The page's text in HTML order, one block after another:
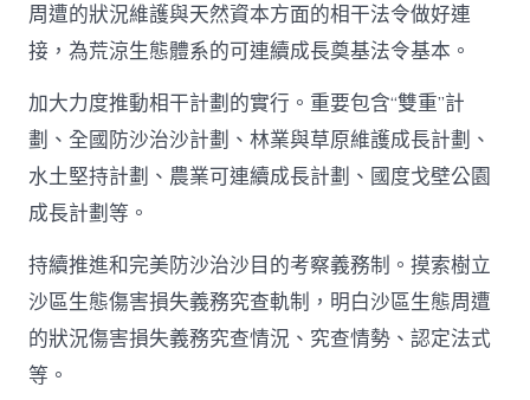
周遭的狀況維護與天然資本方面的相干法令做好連
接，為荒涼生態體系的可連續成長奠基法令基本。
加大力度推動相干計劃的實行。重要包含“雙重”計
劃、全國防沙治沙計劃、林業與草原維護成長計劃、
水土堅持計劃、農業可連續成長計劃、國度戈壁公園
成長計劃等。
持續推進和完美防沙治沙目的考察義務制。摸索樹立
沙區生態傷害損失義務究查軌制，明白沙區生態周遭
的狀況傷害損失義務究查情況、究查情勢、認定法式
等。